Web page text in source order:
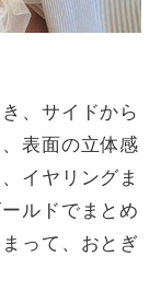
、サイドから
表面の立体感
イヤリングま
ルドでまとめ
って、おとぎ